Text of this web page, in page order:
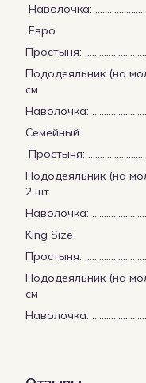
Наволочка:
Евро
Простыня:
Пододеяльник (на
см
Наволочка:
Семейный
Простыня:
Пододеяльник (на
2 шт.
Наволочка:
King Size
Простыня:
Пододеяльник (на
см
Наволочка: